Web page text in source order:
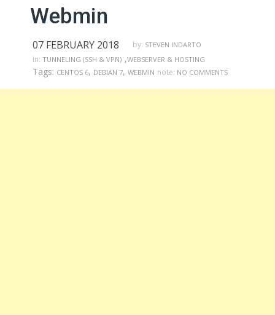
Webmin
07 FEBRUARY 2018 by: STEVEN INDARTO
in: TUNNELING (SSH & VPN) ,WEBSERVER & HOSTING
Tags: CENTOS 6, DEBIAN 7, WEBMIN note: NO COMMENTS